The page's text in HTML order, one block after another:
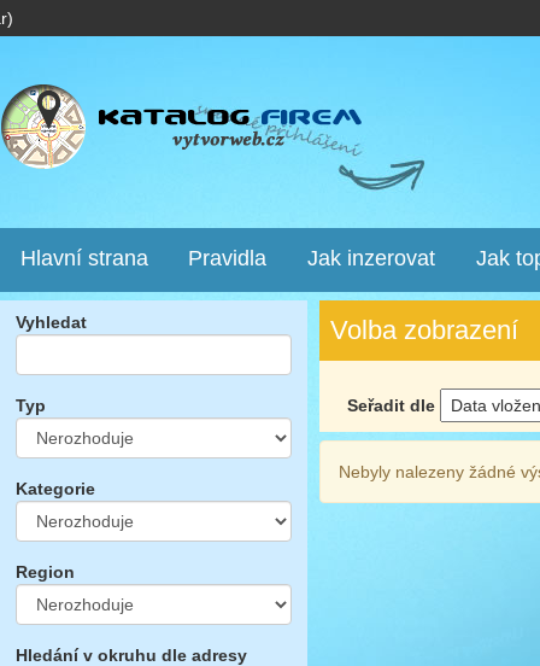
Hlavní strana Pravidla Jak inzerovat Jak
Vyhledat
Typ
Kategorie
Region
Hledání v okruhu dle adresy
Volba zobrazení
Seřadit dle
Nebyly nalezeny žádné